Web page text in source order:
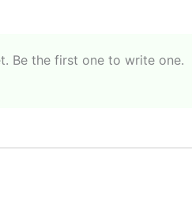
Be the first one to write one.